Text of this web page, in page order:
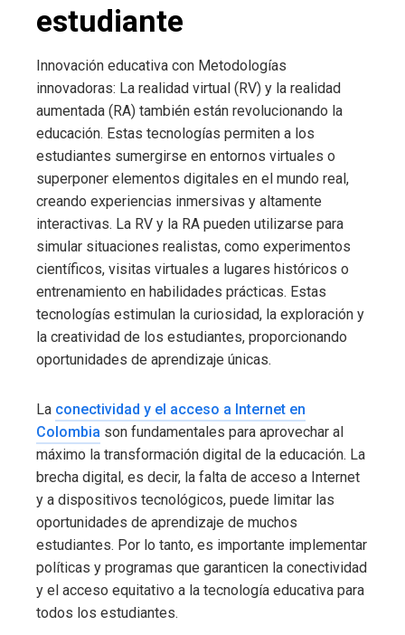
estudiante
Innovación educativa con Metodologías
innovadoras: La realidad virtual (RV) y la realidad
aumentada (RA) también están revolucionando la
educación. Estas tecnologías permiten a los
estudiantes sumergirse en entornos virtuales o
superponer elementos digitales en el mundo real,
creando experiencias inmersivas y altamente
interactivas. La RV y la RA pueden utilizarse para
simular situaciones realistas, como experimentos
científicos, visitas virtuales a lugares históricos o
entrenamiento en habilidades prácticas. Estas
tecnologías estimulan la curiosidad, la exploración y
la creatividad de los estudiantes, proporcionando
oportunidades de aprendizaje únicas.
La conectividad y el acceso a Internet en
Colombia son fundamentales para aprovechar al
máximo la transformación digital de la educación. La
brecha digital, es decir, la falta de acceso a Internet
y a dispositivos tecnológicos, puede limitar las
oportunidades de aprendizaje de muchos
estudiantes. Por lo tanto, es importante implementar
políticas y programas que garanticen la conectividad
y el acceso equitativo a la tecnología educativa para
todos los estudiantes.